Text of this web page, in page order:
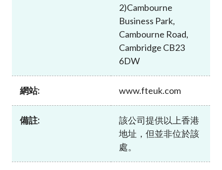
2)Cambourne
Business Park,
Cambourne Road,
Cambridge CB23
6DW
網站: www.fteuk.com
備註:
該公司提供以上香港
地址，但並非位於該
處。